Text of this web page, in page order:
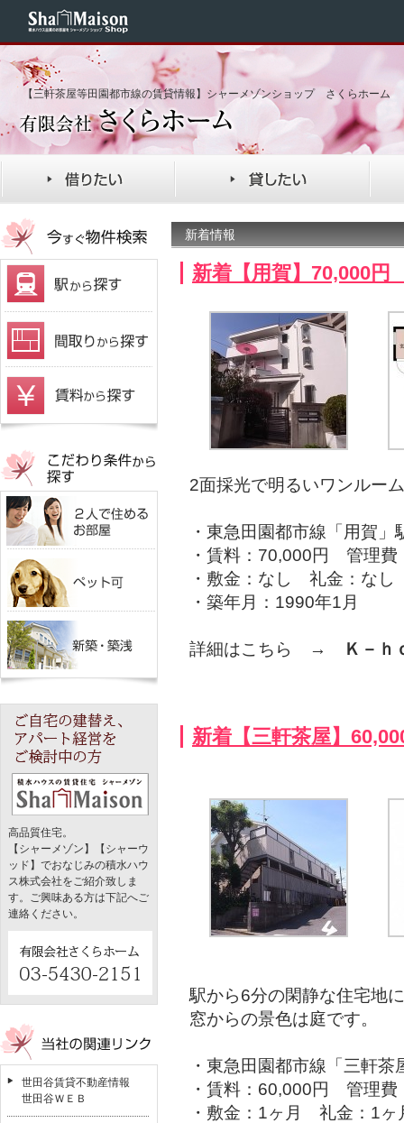
【三軒茶屋等田園都市線の賃貸情報】シャーメゾンショップ さくらホーム
高品質住宅。
【シャーメゾン】【シャーウ
ッド】でおなじみの積水ハウ
ス株式会社をご紹介致しま
す。ご興味ある方は下記へご
連絡ください。
世田谷賃貸不動産情報
世田谷ＷＥＢ
新着情報
新着【用賀】70,000
2面採光で明るいワンルー
・東急田園都市線「用賀
・賃料：70,000円 管理費
・敷金：なし 礼金：なし
・築年月：1990年1月
詳細はこちら → Ｋ－
新着【三軒茶屋】
駅から6分の閑静な住宅地
窓からの景色は庭です。
・東急田園都市線「三軒
・賃料：60,000円 管理費
・敷金：1ヶ月 礼金：1ヶ